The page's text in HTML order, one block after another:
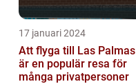
17 januari 2024
Att flyga till Las Palmas
är en populär resa för
många privatpersoner